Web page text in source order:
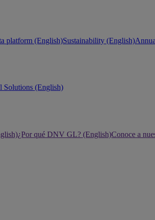
platform (English)Sustainability (English)
Solutions (English)
¿Por qué DNV GL? (English)Conoce a